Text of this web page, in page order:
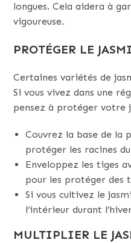
longues. Cela aidera à
vigoureuse.
PROTÉGER LE
Certaines variétés de
Si vous vivez dans une
pensez à protéger votre
Couvrez la base de la
protéger les racines
Enveloppez les tiges
pour les protéger des
Si vous cultivez le
l’intérieur durant
MULTIPLIER LE